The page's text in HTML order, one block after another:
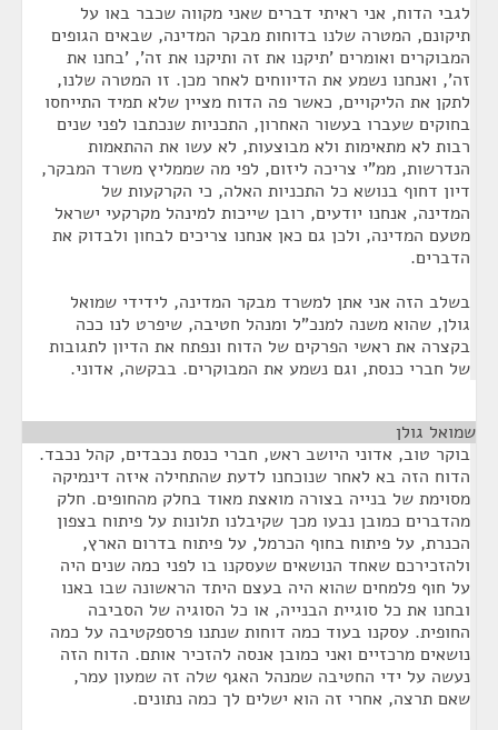
לגבי הדוח, אני ראיתי דברים שאני מקווה שכבר באו על
תיקונם, המטרה שלנו בדוחות מבקר המדינה, שבאים הגופים
המבוקרים ואומרים 'תיקנו את זה ותיקנו את זה', 'בחנו את
זה', ואנחנו נשמע את הדיווחים לאחר מכן. זו המטרה שלנו,
לתקן את הליקויים, כאשר פה הדוח מציין שלא תמיד התייחסו
בחוקים שעברו בעשור האחרון, התכניות שנכתבו לפני שנים
רבות לא מתאימות ולא מבוצעות, לא עשו את ההתאמות
הנדרשות, ממ"י צריכה ליזום, לפי מה שממליץ משרד המבקר,
דיון דחוף בנושא כל התכניות האלה, כי הקרקעות של
המדינה, אנחנו יודעים, רובן שייכות למינהל מקרקעי ישראל
מטעם המדינה, ולכן גם כאן אנחנו צריכים לבחון ולבדוק את
הדברים.
בשלב הזה אני אתן למשרד מבקר המדינה, לידידי שמואל
גולן, שהוא משנה למנכ"ל ומנהל חטיבה, שיפרט לנו ככה
בקצרה את ראשי הפרקים של הדוח ונפתח את הדיון לתגובות
של חברי כנסת, וגם נשמע את המבוקרים. בבקשה, אדוני.
שמואל גולן
בוקר טוב, אדוני היושב ראש, חברי כנסת נכבדים, קהל נכבד.
הדוח הזה בא לאחר שנוכחנו לדעת שהתחילה איזה דינמיקה
מסוימת של בנייה בצורה מואצת מאוד בחלק מהחופים. חלק
מהדברים כמובן נבעו מכך שקיבלנו תלונות על פיתוח בצפון
הכנרת, על פיתוח בחוף הכרמל, על פיתוח בדרום הארץ,
ולהזכירכם שאחד הנושאים שעסקנו בו לפני כמה שנים היה
על חוף פלמחים שהוא היה בעצם היתד הראשונה שבו באנו
ובחנו את כל סוגיית הבנייה, או כל הסוגיה של הסביבה
החופית. עסקנו בעוד כמה דוחות שנתנו פרספקטיבה על כמה
נושאים מרכזיים ואני כמובן אנסה להזכיר אותם. הדוח הזה
נעשה על ידי החטיבה שמנהל האגף שלה זה שמעון עמר,
שאם תרצה, אחרי זה הוא ישלים לך כמה נתונים.